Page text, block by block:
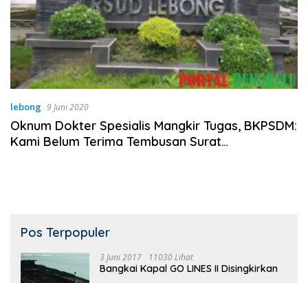
lebong 9 Juni 2020
Oknum Dokter Spesialis Mangkir Tugas, BKPSDM:
Kami Belum Terima Tembusan Surat
Pos Terpopuler
3 Juni 2017 11030 Lihat
Bangkai Kapal GO LINES II Disingkirkan